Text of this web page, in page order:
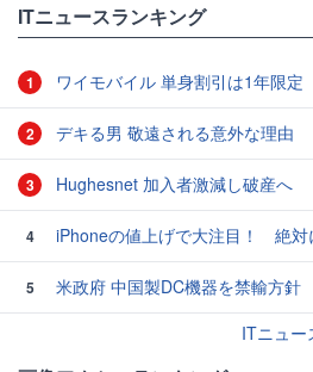
ITニュースランキング
1 ワイモバイル 単身割引は1年限定
2 デキる男 敬遠される意外な理由
3 Hughesnet 加入者激減し破産へ
4 iPhoneの値上げで大注目！ 絶対に失敗しな
5
米政府 中国製DC機器を禁輸方針
ITニュー